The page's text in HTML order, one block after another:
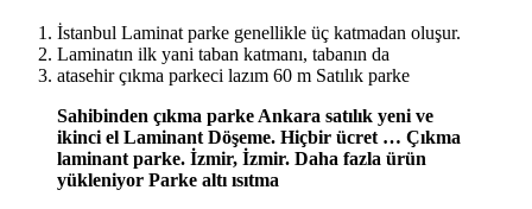
İstanbul Laminat parke genellikle üç katmadan oluşur.
Laminatın ilk yani taban katmanı, tabanın da
atasehir çıkma parkeci lazım 60 m Satılık parke
Sahibinden çıkma parke Ankara satılık yeni ve
ikinci el Laminant Döşeme. Hiçbir ücret … Çıkma
laminant parke. İzmir, İzmir. Daha fazla ürün
yükleniyor Parke altı ısıtma